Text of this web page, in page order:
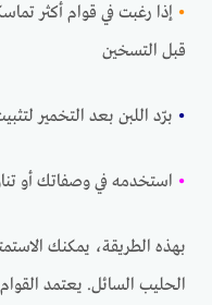
• إذا رغبت في قوام أكثر
قبل التسخين
• برّد اللبن بعد التخمير
• استخدمه في وصفاتك أو
بهذه الطريقة، يمكنك
الحليب السائل. يعتمد